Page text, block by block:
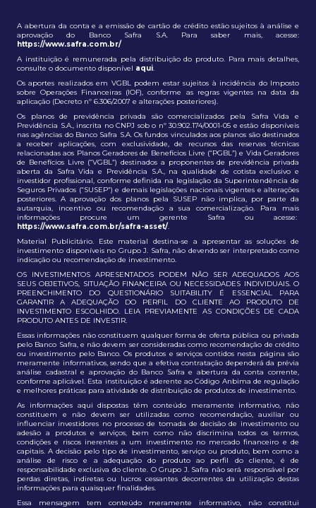
A abertura da conta e a emissão de cartão de crédito estão sujeitos à análise e
aprovação do Banco Safra S.A. Para saber mais, acesse:
https://www.safra.com.br/
A instituição é remunerada pela distribuição do produto. Para mais detalhes,
consulte o documento disponível aqui.
Os aportes realizados em VGBL podem estar sujeitos à incidência do Imposto
sobre Operações Financeiras (IOF), conforme as regras vigentes na data da
aplicação (Decreto nº 6.306/2007 e alterações posteriores).
Os planos de previdência privada são comercializados pela Safra Vida e
Previdência S.A., inscrita no CNPJ sob o nº 30.902.174/0001-05 e estão disponíveis
nas agências do Banco Safra S.A. Os fundos vinculados aos planos são destinados
a receber aplicações, com exclusividade, de recursos das reservas técnicas
relacionadas aos Planos Geradores de Benefícios Livre (“PGBL”) e Vida Geradores
de Benefícios Livre (“VGBL”) destinados a proponentes de previdência privada
aberta da Safra Vida e Previdência S.A., na qualidade de cotista exclusivo e
investidor profissional, conforme definida na legislação da Superintendência de
Seguros Privados (“SUSEP”) e demais legislações nacionais vigentes e alterações
posteriores. A aprovação dos planos pela SUSEP não implica, por parte da
autarquia, incentivo ou recomendação a sua comercialização. Para mais
informações procure um gerente Safra ou acesse:
https://www.safra.com.br/safra-asset/.
Material Publicitário. Este material destina-se a apresentar as soluções de
investimento disponíveis no Grupo J. Safra, não devendo ser interpretado como
indicação ou recomendação de investimento.
OS INVESTIMENTOS APRESENTADOS PODEM NÃO SER ADEQUADOS AOS
SEUS OBJETIVOS, SITUAÇÃO FINANCEIRA OU NECESSIDADES INDIVIDUAIS. O
PREENCHIMENTO DO QUESTIONÁRIO SUITABILITY É ESSENCIAL PARA
GARANTIR A ADEQUAÇÃO DO PERFIL DO CLIENTE AO PRODUTO DE
INVESTIMENTO ESCOLHIDO. LEIA PREVIAMENTE AS CONDIÇÕES DE CADA
PRODUTO ANTES DE INVESTIR.
Essas informações não constituem qualquer forma de oferta pública ou privada
pelo Banco Safra, e não devem ser consideradas como recomendação de crédito
ou investimento pelo Banco. Os produtos e serviços contidos nesta página são
meramente informativos, sendo que a efetiva contratação dependerá da prévia
análise cadastral e aprovação do Banco Safra e abertura da conta corrente,
conforme aplicável. Esta instituição é aderente ao Código Anbima de regulação
e melhores práticas para atividade de distribuição de produtos de investimento.
As informações aqui dispostas têm conteúdo meramente informativo, não
constituem e não devem ser utilizadas como recomendação, auxiliar ou
influenciar investidores no processo de tomada de decisão de investimento ou
adesão a produtos e serviços, bem como não discrimina todos os termos,
condições e riscos inerentes a um investimento no mercado financeiro e de
capitais. A decisão pelo tipo de investimento, serviço ou produto, bem como a
análise de risco e a adequação do produto ao perfil do cliente, é de
responsabilidade exclusiva do cliente. O Grupo J. Safra não será responsável por
perdas diretas, indiretas ou lucros cessantes decorrentes da utilização destas
informações para quaisquer finalidades.
Essa mensagem tem conteúdo meramente informativo, não constitui